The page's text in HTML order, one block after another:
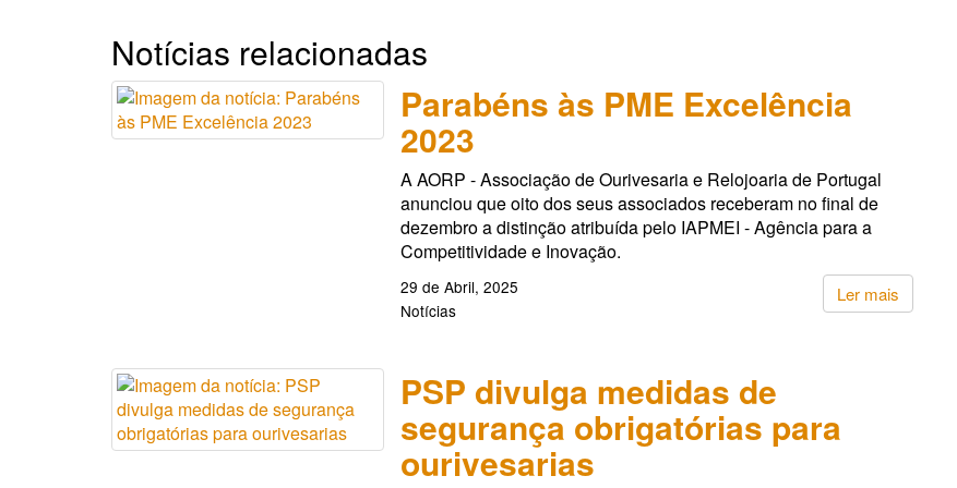
Notícias relacionadas
Parabéns às PME Excelência
2023
A AORP - Associação de Ourivesaria e Relojoaria de Portugal
anunciou que oito dos seus associados receberam no final de
dezembro a distinção atribuída pelo IAPMEI - Agência para a
Competitividade e Inovação.
Ler mais
29 de Abril, 2025
Notícias
PSP divulga medidas de
segurança obrigatórias para
ourivesarias